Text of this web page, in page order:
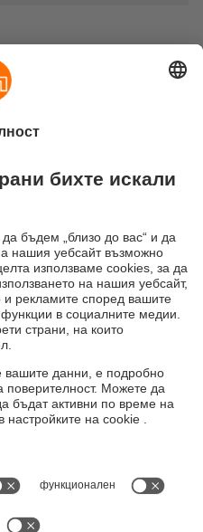
за безконтактно
За разлика от
разпознават само
могат да бъдат
са в
на хартия,
вкусовата, химическата